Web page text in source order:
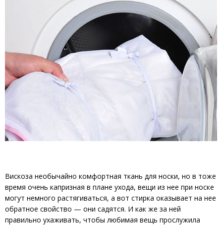
Вискоза необычайно комфортная ткань для носки, но в тоже
время очень капризная в плане ухода, вещи из нее при носке
могут немного растягиваться, а вот стирка оказывает на нее
обратное свойство — они садятся. И как же за ней
правильно ухаживать, чтобы любимая вещь прослужила